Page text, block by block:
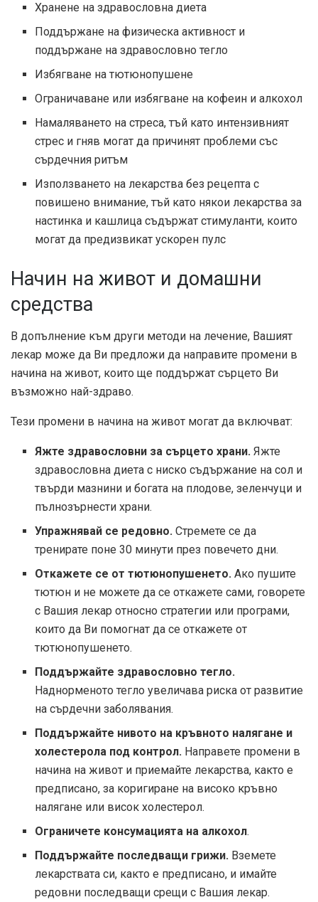
Хранене на здравословна диета
Поддържане на физическа активност и
поддържане на здравословно тегло
Избягване на тютюнопушене
Ограничаване или избягване на кофеин и алкохол
Намаляването на стреса, тъй като интензивният
стрес и гняв могат да причинят проблеми със
сърдечния ритъм
Използването на лекарства без рецепта с
повишено внимание, тъй като някои лекарства за
настинка и кашлица съдържат стимуланти, които
могат да предизвикат ускорен пулс
Начин на живот и домашни
средства
В допълнение към други методи на лечение, Вашият
лекар може да Ви предложи да направите промени в
начина на живот, които ще поддържат сърцето Ви
възможно най-здраво.
Тези промени в начина на живот могат да включват:
Яжте здравословни за сърцето храни. Яжте
здравословна диета с ниско съдържание на сол и
твърди мазнини и богата на плодове, зеленчуци и
пълнозърнести храни.
Упражнявай се редовно. Стремете се да
тренирате поне 30 минути през повечето дни.
Откажете се от тютюнопушенето. Ако пушите
тютюн и не можете да се откажете сами, говорете
с Вашия лекар относно стратегии или програми,
които да Ви помогнат да се откажете от
тютюнопушенето.
Поддържайте здравословно тегло.
Наднорменото тегло увеличава риска от развитие
на сърдечни заболявания.
Поддържайте нивото на кръвното налягане и
холестерола под контрол. Направете промени в
начина на живот и приемайте лекарства, както е
предписано, за коригиране на високо кръвно
налягане или висок холестерол.
Ограничете консумацията на алкохол.
Поддържайте последващи грижи. Вземете
лекарствата си, както е предписано, и имайте
редовни последващи срещи с Вашия лекар.